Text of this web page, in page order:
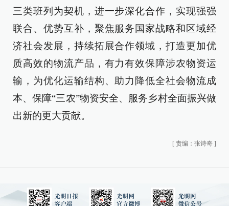
三类班列为契机，进一步深化合作，实现强强
联合、优势互补，聚焦服务国家战略和区域经
济社会发展，持续拓展合作领域，打造更加优
质高效的物流产品，有力有效保障涉农物资运
输，为优化运输结构、助力降低全社会物流成
本、保障“三农”物资安全、服务乡村全面振兴做
出新的更大贡献。
[ 责编：张诗奇 ]